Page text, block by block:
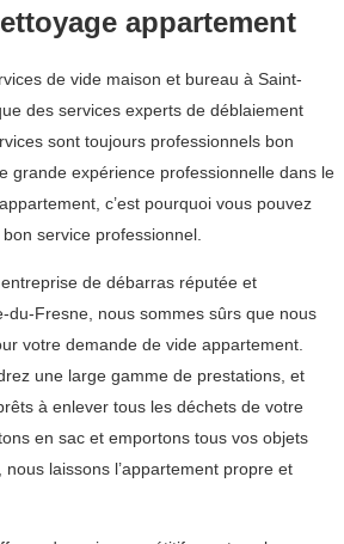
appartement
de vide maison et bureau à Saint-
des services experts de déblaiement
sont toujours professionnels bon
grande expérience professionnelle dans le
c’est pourquoi vous pouvez
service professionnel.
de débarras réputée et
du-Fresne, nous sommes sûrs que nous
votre demande de vide appartement.
une large gamme de prestations, et
à enlever tous les déchets de votre
en sac et emportons tous vos objets
laissons l’appartement propre et